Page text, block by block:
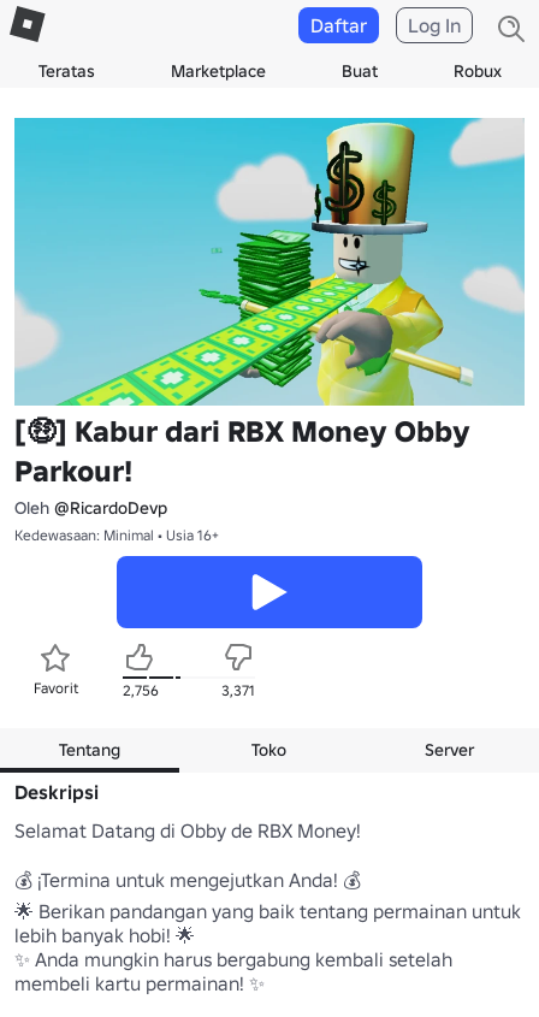
Teratas Marketplace Buat Robux
Daftar Log In
[🤑] Kabur dari RBX Money Obby
Parkour!
Oleh @RicardoDevp
Kedewasaan: Minimal • Usia 16+
Favorit 2,756 3,371
Tentang Toko Server
Deskripsi
Selamat Datang di Obby de RBX Money!
💰 ¡Termina untuk mengejutkan Anda! 💰
🌟 Berikan pandangan yang baik tentang permainan untuk
lebih banyak hobi! 🌟
✨ Anda mungkin harus bergabung kembali setelah
membeli kartu permainan! ✨